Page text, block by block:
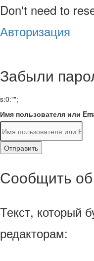
Don't need to
Авторизация
Забыли
s:0:"";
Имя пользователя или
Отправить
Сообщить об
Текст, который
редакторам: